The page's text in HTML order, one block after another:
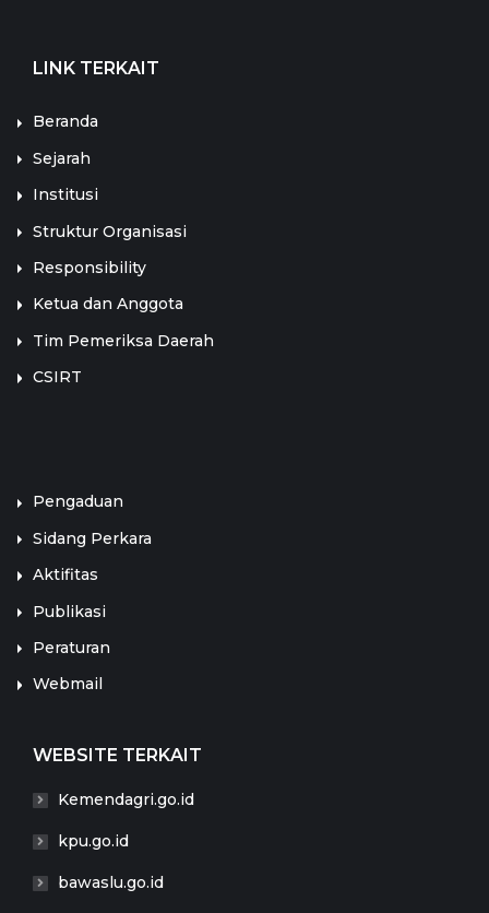
LINK TERKAIT
Beranda
Sejarah
Institusi
Struktur Organisasi
Responsibility
Ketua dan Anggota
Tim Pemeriksa Daerah
CSIRT
Pengaduan
Sidang Perkara
Aktifitas
Publikasi
Peraturan
Webmail
WEBSITE TERKAIT
Kemendagri.go.id
kpu.go.id
bawaslu.go.id